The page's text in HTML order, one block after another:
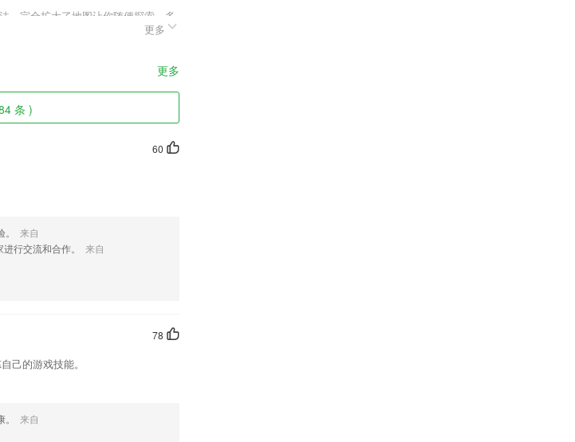
，完全扩大了地图让你随便探索，多
友们一起组队完成任务，拿到奖励提
，提高水平。
风格、拯救你的Word水平、提高
、市场剖析等；
。
更多
更多
条 )
60
来自
行交流和合作。
来自
78
己的游戏技能。
来自